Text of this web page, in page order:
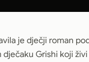
je dječji roman
Grishi koji